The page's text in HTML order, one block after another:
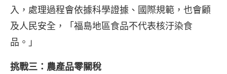
入，處理過程會依據科學證據、國際規範，也會顧
及人民安全，「福島地區食品不代表核汙染食
品。」
挑戰三：農產品零關稅